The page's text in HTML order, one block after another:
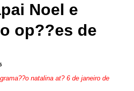
Noel e
op??es de
natalina at? 6 de janeiro de